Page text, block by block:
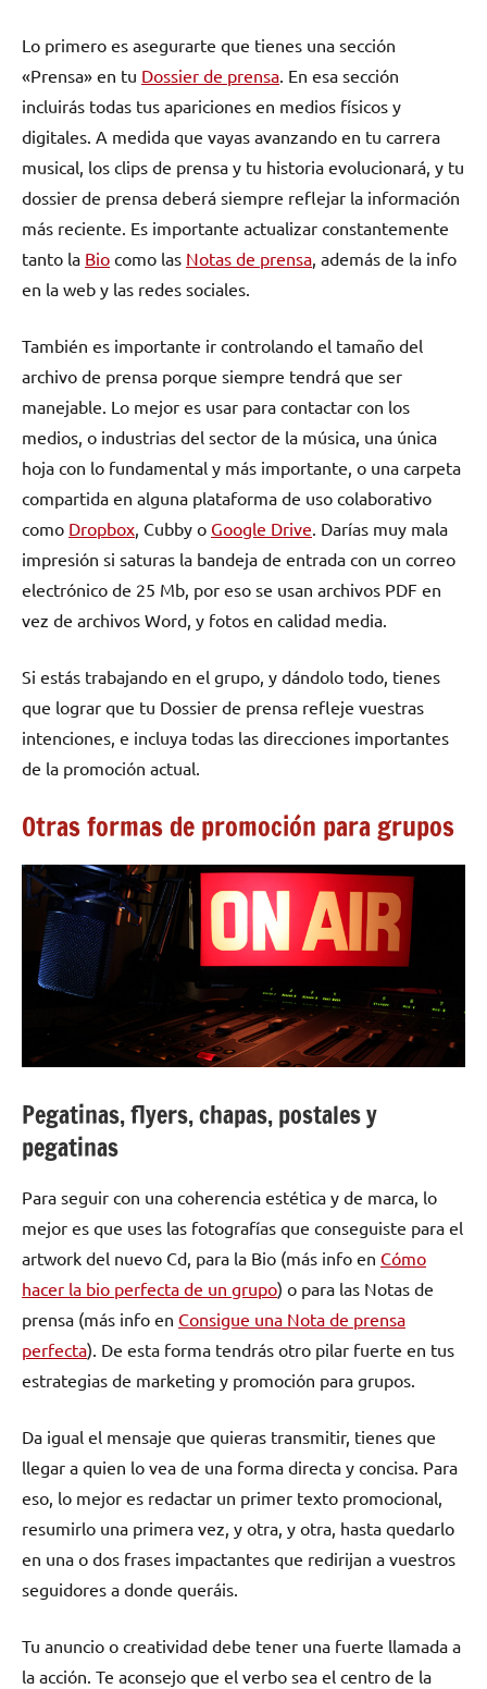
Lo primero es asegurarte que tienes una sección
«Prensa» en tu Dossier de prensa . En esa sección
incluirás todas tus apariciones en medios físicos y
digitales. A medida que vayas avanzando en tu carrera
musical, los clips de prensa y tu historia evolucionará, y tu
dossier de prensa deberá siempre reflejar la información
más reciente. Es importante actualizar constantemente
tanto la Bio como las Notas de prensa , además de la info
en la web y las redes sociales.
También es importante ir controlando el tamaño del
archivo de prensa porque siempre tendrá que ser
manejable. Lo mejor es usar para contactar con los
medios, o industrias del sector de la música, una única
hoja con lo fundamental y más importante, o una carpeta
compartida en alguna plataforma de uso colaborativo
como Dropbox , Cubby o Google Drive . Darías muy mala
impresión si saturas la bandeja de entrada con un correo
electrónico de 25 Mb, por eso se usan archivos PDF en
vez de archivos Word, y fotos en calidad media.
Si estás trabajando en el grupo, y dándolo todo, tienes
que lograr que tu Dossier de prensa refleje vuestras
intenciones, e incluya todas las direcciones importantes
de la promoción actual.
Otras formas de promoción para grupos
Pegatinas, flyers, chapas, postales y
pegatinas
Para seguir con una coherencia estética y de marca, lo
mejor es que uses las fotografías que conseguiste para el
artwork del nuevo Cd, para la Bio (más info en Cómo
hacer la bio perfecta de un grupo) o para las Notas de
prensa (más info en Consigue una Nota de prensa
perfecta). De esta forma tendrás otro pilar fuerte en tus
estrategias de marketing y promoción para grupos.
Da igual el mensaje que quieras transmitir, tienes que
llegar a quien lo vea de una forma directa y concisa. Para
eso, lo mejor es redactar un primer texto promocional,
resumirlo una primera vez, y otra, y otra, hasta quedarlo
en una o dos frases impactantes que redirijan a vuestros
seguidores a donde queráis.
Tu anuncio o creatividad debe tener una fuerte llamada a
la acción. Te aconsejo que el verbo sea el centro de la